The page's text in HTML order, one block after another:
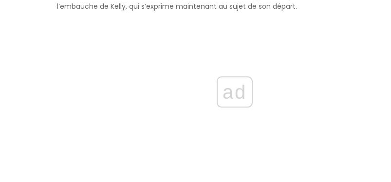
l’embauche de Kelly, qui s’exprime maintenant au sujet de son départ.
ad